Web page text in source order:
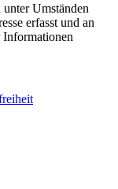
Umständen
erfasst und an